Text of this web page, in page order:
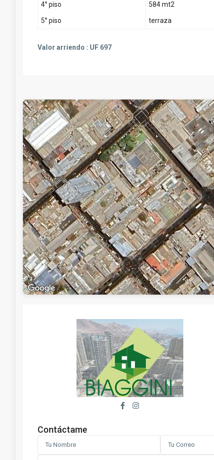
4° piso 584 mt2
5° piso terraza
Valor arriendo : UF 697
Contáctame